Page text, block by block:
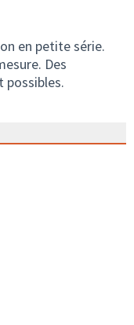
en petite série.
Des
possibles.